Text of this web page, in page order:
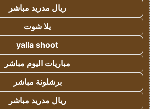
ريال مدريد مباشر
يلا شوت
yalla shoot
مباريات اليوم مباشر
برشلونة مباشر
ريال مدريد مباشر